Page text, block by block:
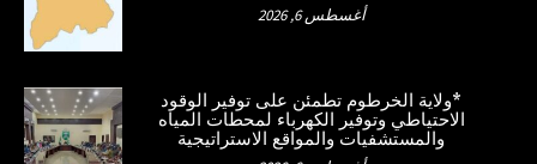
أغسطس 6, 2026
*ولاية الخرطوم تطمئن على توفير الوقود
الاحتياطي وتوفير الكهرباء لمحطات المياه
والمستشفيات والمواقع الاستراتيجية